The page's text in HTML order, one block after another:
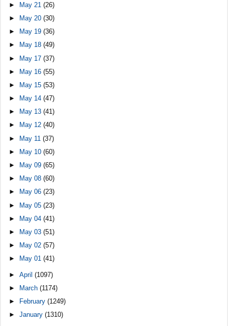
►
May 21(26)
►
May 20(30)
►
May 19(36)
►
May 18(49)
► May 17(37)
► May 16(55)
►
May 15(53)
►
May 14(47)
►
May 13(41)
►
May 12(40)
► May 11(37)
►
May 10(60)
►
May 09(65)
►
May 08(60)
►
May 06(23)
► May 05(23)
►
May 04(41)
►
May 03(51)
►
May 02(57)
►
May 01(41)
►April(1097)
►
March(1174)
►
February(1249)
►January(1310)